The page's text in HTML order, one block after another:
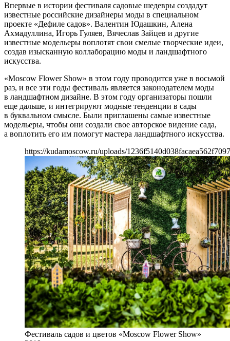
Впервые в истории фестиваля садовые шедевры создадут
известные российские дизайнеры моды в специальном
проекте «Дефиле садов». Валентин Юдашкин, Алена
Ахмадуллина, Игорь Гуляев, Вячеслав Зайцев и другие
известные модельеры воплотят свои смелые творческие идеи,
создав изысканную коллаборацию моды и ландшафтного
искусства.
«Moscow Flower Show» в этом году проводится уже в восьмой
раз, и все эти годы фестиваль является законодателем моды
в ландшафтном дизайне. В этом году организаторы пошли
еще дальше, и интегрируют модные тенденции в сады
в буквальном смысле. Были приглашены самые известные
модельеры, чтобы они создали свое авторское видение сада,
а воплотить его им помогут мастера ландшафтного искусства.
https://kudamoscow.ru/uploads/
Фестиваль садов и цветов «Moscow Flower Show»